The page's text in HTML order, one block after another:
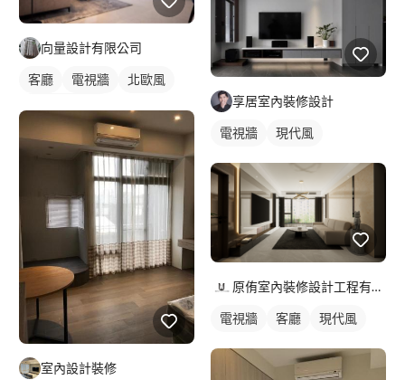
向量設計有限公司
客廳 電視牆
北歐風
客廳燈光設計
室內設計裝修
享居室內裝修設計
電視牆 現代風
原侑室內裝修設計工程有限公司
電視牆 客廳 現代風